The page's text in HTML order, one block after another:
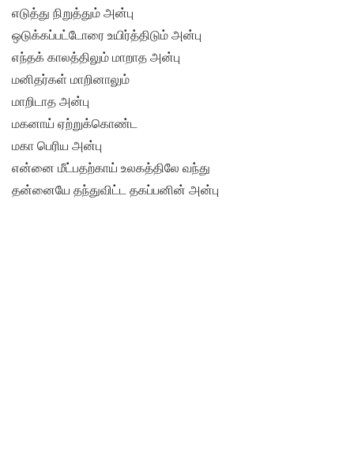
எடுத்து நிறுத்தும் அன்பு
ஒடுக்கப்பட்டோரை உயிர்த்திடும் அன்பு
எந்தக் காலத்திலும் மாறாத அன்பு
மனிதர்கள் மாறினாலும்
மாறிடாத அன்பு
மகனாய் ஏற்றுக்கொண்ட
மகா பெரிய அன்பு
என்னை மீட்பதற்காய் உலகத்திலே வந்து
தன்னையே தந்துவிட்ட தகப்பனின் அன்பு